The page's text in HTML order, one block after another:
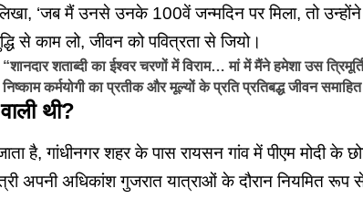
‘जब मैं उनसे उनके 100वें जन्मदिन पर मिला, तो
से काम लो, जीवन को पवित्रता से जियो।
शताब्दी का ईश्वर चरणों में विराम… मां में मैंने हमेशा उस
कर्मयोगी का प्रतीक और मूल्यों के प्रति प्रतिबद्ध जीवन समाहित
थी?
जाता है, गांधीनगर शहर के पास रायसन गांव में पीएम मोदी के
अपनी अधिकांश गुजरात यात्राओं के दौरान नियमित